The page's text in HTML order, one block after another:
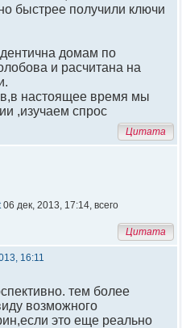
быстрее получили ключи
домам по
и расчитана на
настоящее время мы
,изучаем спрос
Цитата
06 дек, 2013, 17:14, всего
Цитата
16:11
тем более
возможного
это еще реально